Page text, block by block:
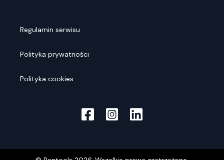
Regulamin serwisu
Polityka prywatności
Polityka cookies